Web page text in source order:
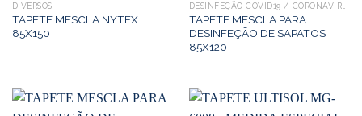
DIVERSOS
TAPETE MESCLA NYTEX
85X150
DESINFEÇÃO COVID19 / CORONAVIRUS
TAPETE MESCLA PARA
DESINFEÇÃO DE SAPATOS
85X120